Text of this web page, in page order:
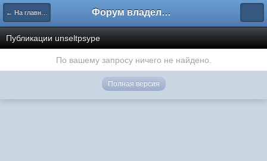
← На главную Форум владельцев интернет-магазинов
Публикации unseltpsype
По вашему запросу ничего не найдено.
Полная версия